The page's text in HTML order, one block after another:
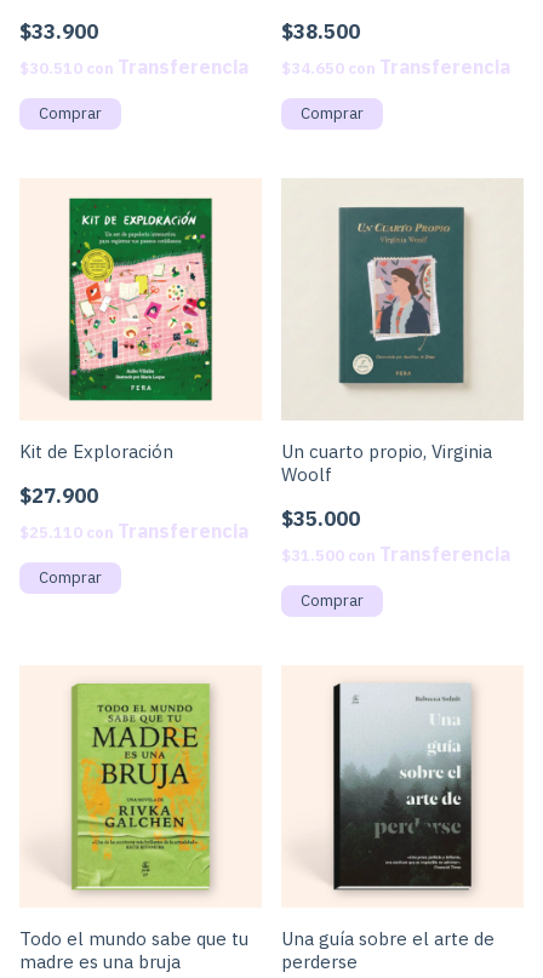
$33.900
$30.510 con
$38.500
$34.650 con
Kit de Exploración
$27.900
$25.110 con
Un cuarto propio, Virginia
Woolf
$35.000
$31.500 con
Todo el mundo sabe que tu
madre es una bruja
Una guía sobre el arte de
perderse